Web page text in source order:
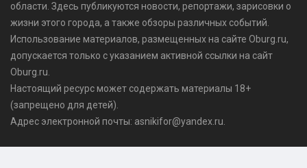
области. Здесь публикуются новости, репортажи, зарисовки о
жизни этого города, а также обзоры различных событий.
Использование материалов, размещенных на сайте Oburg.ru,
допускается только с указанием активной ссылки на сайт
Oburg.ru.
Настоящий ресурс может содержать материалы 18+
(запрещено для детей).
Адрес электронной почты: asnikifor@yandex.ru.